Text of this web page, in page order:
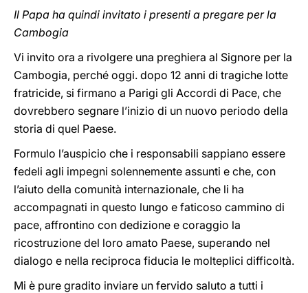
Il Papa ha quindi invitato i presenti a pregare per la
Cambogia
Vi invito ora a rivolgere una preghiera al Signore per la
Cambogia, perché oggi. dopo 12 anni di tragiche lotte
fratricide, si firmano a Parigi gli Accordi di Pace, che
dovrebbero segnare l’inizio di un nuovo periodo della
storia di quel Paese.
Formulo l’auspicio che i responsabili sappiano essere
fedeli agli impegni solennemente assunti e che, con
l’aiuto della comunità internazionale, che li ha
accompagnati in questo lungo e faticoso cammino di
pace, affrontino con dedizione e coraggio la
ricostruzione del loro amato Paese, superando nel
dialogo e nella reciproca fiducia le molteplici difficoltà.
Mi è pure gradito inviare un fervido saluto a tutti i